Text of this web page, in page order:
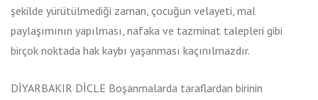
şekilde yürütülmediği zaman, çocuğun velayeti, mal
paylaşımının yapılması, nafaka ve tazminat talepleri gibi
birçok noktada hak kaybı yaşanması kaçınılmazdır.
DİYARBAKIR DİCLE Boşanmalarda taraflardan birinin